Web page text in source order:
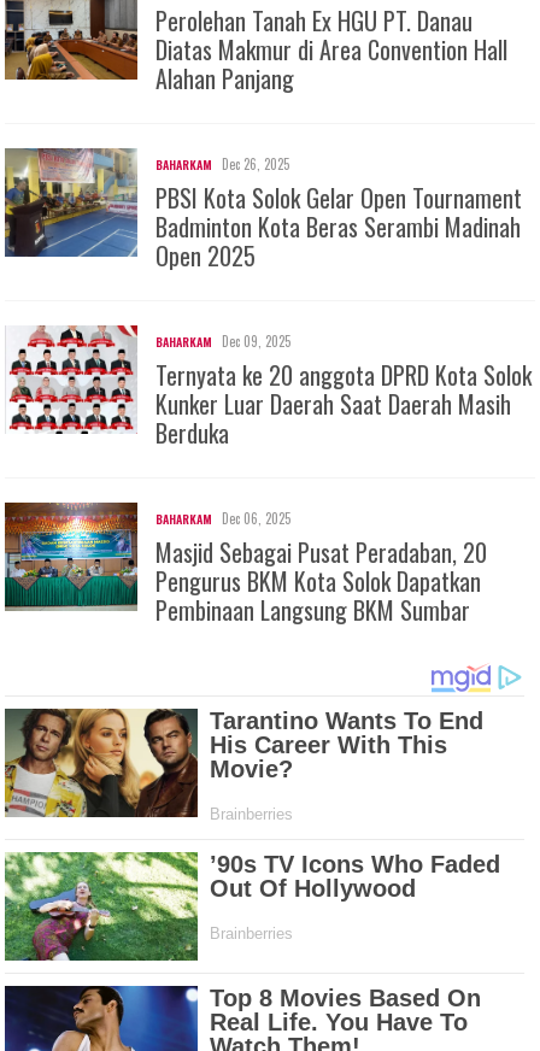
Perolehan Tanah Ex HGU PT. Danau
Diatas Makmur di Area Convention Hall
Alahan Panjang
BAHARKAM Dec 26, 2025
PBSI Kota Solok Gelar Open Tournament
Badminton Kota Beras Serambi Madinah
Open 2025
BAHARKAM Dec 09, 2025
Ternyata ke 20 anggota DPRD Kota Solok
Kunker Luar Daerah Saat Daerah Masih
Berduka
BAHARKAM Dec 06, 2025
Masjid Sebagai Pusat Peradaban, 20
Pengurus BKM Kota Solok Dapatkan
Pembinaan Langsung BKM Sumbar